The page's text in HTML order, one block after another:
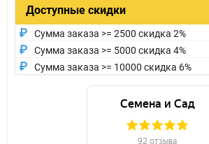
Доступные скидки
Сумма заказа >= 2500 скидка 2%
Сумма заказа >= 5000 скидка 4%
Сумма заказа >= 10000 скидка 6%